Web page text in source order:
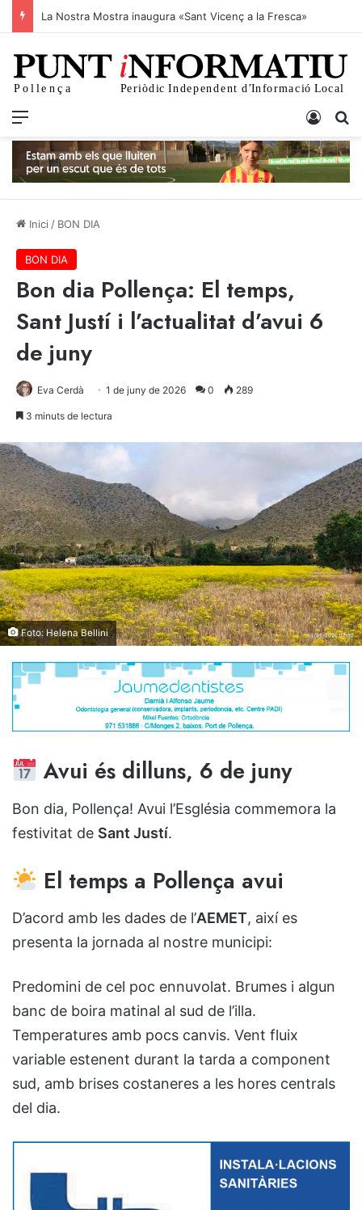
Juan Tallón presenta Mil cosas al Club Pollença
Menu
Inici / BON DIA
BON DIA
Bon dia Pollença: El temps,
Sant Justí i l’actualitat d’avui 6
de juny
Eva Cerdà 1 de juny de 2026 0 289
3 minuts de lectura
Foto: Helena Bellini
Avui és dilluns, 6 de juny
Bon dia, Pollença! Avui l’Església commemora la
festivitat de Sant Justí.
El temps a Pollença avui
D’acord amb les dades de l’AEMET, així es
presenta la jornada al nostre municipi:
Predomini de cel poc ennuvolat. Brumes i algun
banc de boira matinal al sud de l’illa.
Temperatures amb pocs canvis. Vent fluix
variable estenent durant la tarda a component
sud, amb brises costaneres a les hores centrals
del dia.